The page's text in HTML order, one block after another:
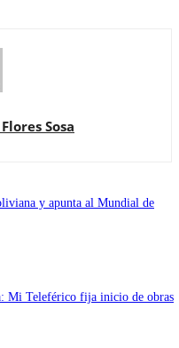
Sosa
y apunta al Mundial de
Mi Teleférico fija inicio de obras